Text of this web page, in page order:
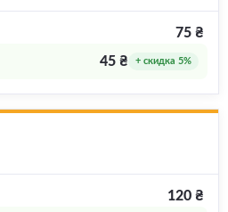
75 ₴
45 ₴ + скидка 5%
120 ₴